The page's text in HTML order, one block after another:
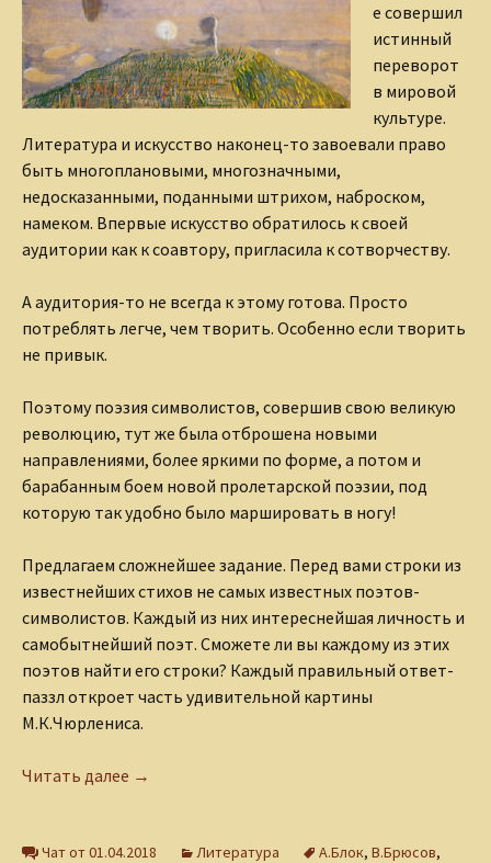
е совершил
истинный
переворот
в мировой
культуре.
Литература и искусство наконец-то завоевали право
быть многоплановыми, многозначными,
недосказанными, поданными штрихом, наброском,
намеком. Впервые искусство обратилось к своей
аудитории как к соавтору, пригласила к сотворчеству.
А аудитория-то не всегда к этому готова. Просто
потреблять легче, чем творить. Особенно если творить
не привык.
Поэтому поэзия символистов, совершив свою великую
революцию, тут же была отброшена новыми
направлениями, более яркими по форме, а потом и
барабанным боем новой пролетарской поэзии, под
которую так удобно было маршировать в ногу!
Предлагаем сложнейшее задание. Перед вами строки из
известнейших стихов не самых известных поэтов-
символистов. Каждый из них интереснейшая личность и
самобытнейший поэт. Сможете ли вы каждому из этих
поэтов найти его строки? Каждый правильный ответ-
паззл откроет часть удивительной картины
М.К.Чюрлениса.
Читать далее Викторина «Символисты»
→
Чат от 01.04.2018 Литература А.Блок, В.Брюсов,